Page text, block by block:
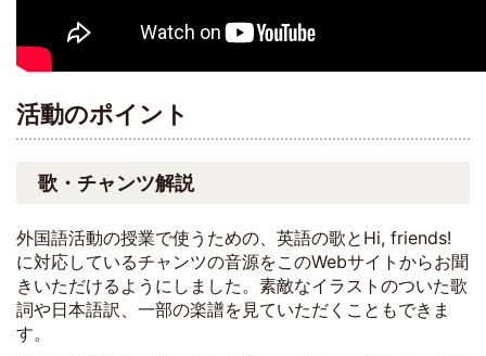
活動のポイント
歌・チャンツ解説
外国語活動の授業で使うための、英語の歌とHi, friends!
に対応しているチャンツの音源をこのWebサイトからお聞
きいただけるようにしました。素敵なイラストのついた歌
詞や日本語訳、一部の楽譜を見ていただくこともできま
す。